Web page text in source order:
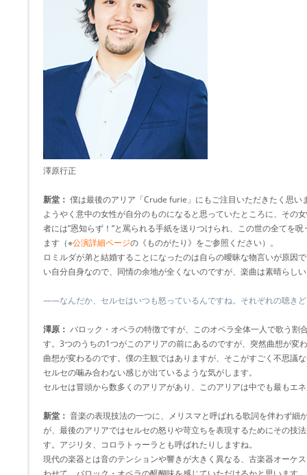
澤原行正
新堂： 僕は最後のアリア「Crude furie」にもご注目いただきたく思い
ようやく意中の女性が自分のものになると思っていたところに、その
者には”恩知らず！”と罵られる手紙を送りつけられ、この世の全てを
ます（※公演詳細ページの《ものがたり》をご参照ください）。
ロミルダが弟と結婚することになったのは自らの曖昧な物言いが原因
い自分自身なので、同情の余地が全くないのですが、楽曲は素晴らし
――なんだか、セルセはいつも怒っているんですね。それぞれの聴き
澤原： バロック・オペラの特徴ですが、このオペラ全体一人で歌う割
す。3つのうちの1つがこのアリアの前にあるのですが、突然曲想が変
曲想が変わるのです。僕の主観ではありますが、そこがすごく不思議
セルセの噛み合わない感じが出ているような気がします。
セルセは冒頭から数多くのアリアがあり、このアリアは中でも最もエ
新堂： 音楽の表現技法の一つに、メリスマと呼ばれる歌詞を伴わず細
が、最後のアリアではセルセの怒りや苛立ちを表現するためにその技
す。アジリタ、コロラトゥーラとも呼ばれたりしますね。
現代の楽器とは音のテンションや響きが大きく異なる、古楽器オーケ